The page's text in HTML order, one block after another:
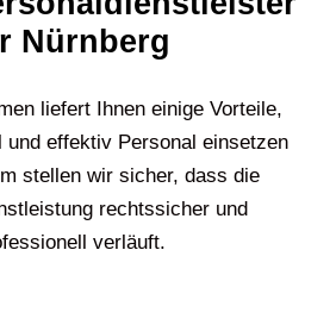
Nürnberg
liefert Ihnen einige Vorteile,
und effektiv Personal einsetzen
stellen wir sicher, dass die
rechtssicher und
verläuft.